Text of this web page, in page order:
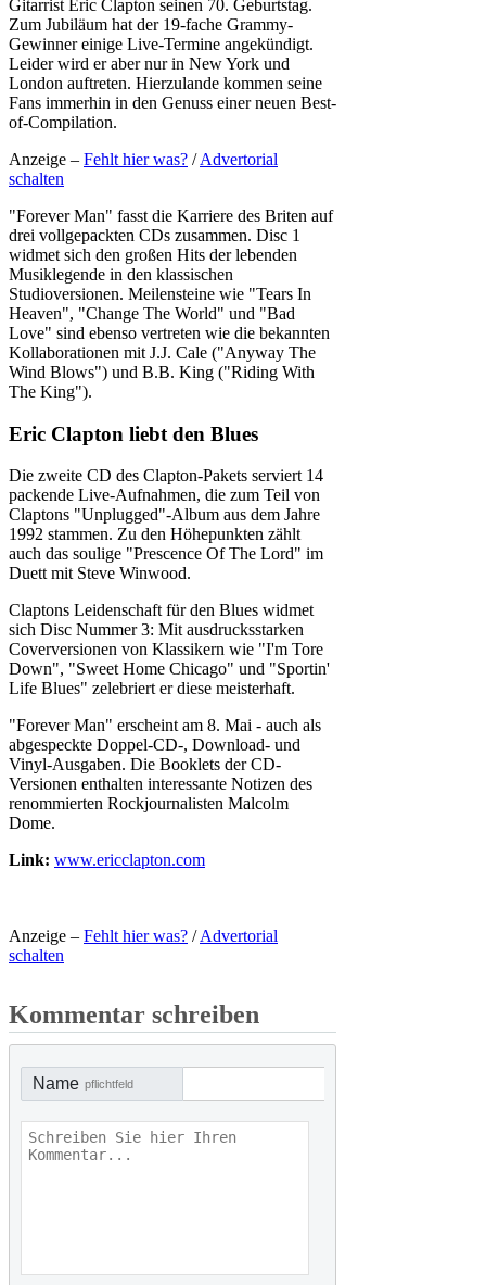
Gitarrist Eric Clapton seinen 70. Geburtstag.
Zum Jubiläum hat der 19-fache Grammy-
Gewinner einige Live-Termine angekündigt.
Leider wird er aber nur in New York und
London auftreten. Hierzulande kommen seine
Fans immerhin in den Genuss einer neuen Best-
of-Compilation.
Anzeige – Fehlt hier was? /Advertorial
schalten
"Forever Man" fasst die Karriere des Briten auf
drei vollgepackten CDs zusammen. Disc 1
widmet sich den großen Hits der lebenden
Musiklegende in den klassischen
Studioversionen. Meilensteine wie "Tears In
Heaven", "Change The World" und "Bad
Love" sind ebenso vertreten wie die bekannten
Kollaborationen mit J.J. Cale ("Anyway The
Wind Blows") und B.B. King ("Riding With
The King").
Eric Clapton liebt den Blues
Die zweite CD des Clapton-Pakets serviert 14
packende Live-Aufnahmen, die zum Teil von
Claptons "Unplugged"-Album aus dem Jahre
1992 stammen. Zu den Höhepunkten zählt
auch das soulige "Prescence Of The Lord" im
Duett mit Steve Winwood.
Claptons Leidenschaft für den Blues widmet
sich Disc Nummer 3: Mit ausdrucksstarken
Coverversionen von Klassikern wie "I'm Tore
Down", "Sweet Home Chicago" und "Sportin'
Life Blues" zelebriert er diese meisterhaft.
"Forever Man" erscheint am 8. Mai - auch als
abgespeckte Doppel-CD-, Download- und
Vinyl-Ausgaben. Die Booklets der CD-
Versionen enthalten interessante Notizen des
renommierten Rockjournalisten Malcolm
Dome.
Link: www.ericclapton.com
Anzeige – Fehlt hier was? /Advertorial
schalten
Kommentar schreiben
Name pflichtfeld